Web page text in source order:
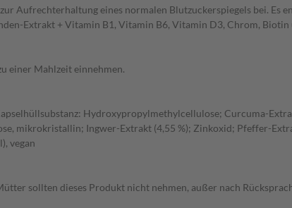
Aufrechterhaltung eines normalen Blutzuckerspiegels bei. Es
Extrakt + Vitamin B1, Vitamin B6, Vitamin D3, Chrom, Biotin
einer Mahlzeit einnehmen.
Hydroxypropylmethylcellulose; Curcuma-
mikrokristallin; Ingwer-Extrakt (4,55 %); Zinkoxid; Pfeffer-
vegan
sollten dieses Produkt nicht nehmen, außer nach